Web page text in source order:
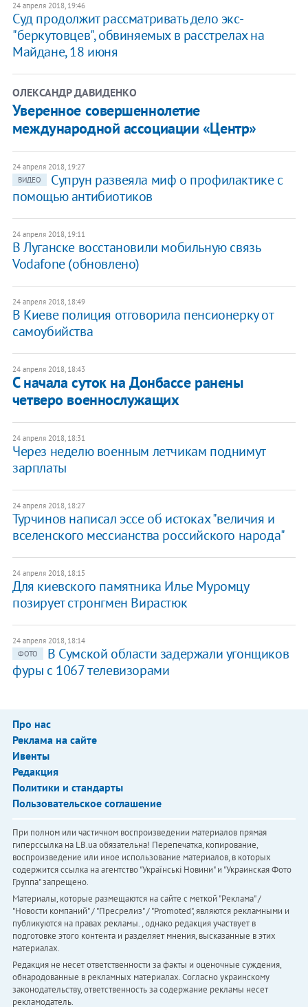
24 апреля 2018, 19:46
Суд продолжит рассматривать дело экс-
"беркутовцев", обвиняемых в расстрелах на
Майдане, 18 июня
ОЛЕКСАНДР ДАВИДЕНКО
Уверенное совершеннолетие
международной ассоциации «Центр»
24 апреля 2018, 19:27
ВИДЕО
Супрун развеяла миф о профилактике с
помощью антибиотиков
24 апреля 2018, 19:11
В Луганске восстановили мобильную связь
Vodafone (обновлено)
24 апреля 2018, 18:49
В Киеве полиция отговорила пенсионерку от
самоубийства
24 апреля 2018, 18:43
С начала суток на Донбассе ранены
четверо военнослужащих
24 апреля 2018, 18:31
Через неделю военным летчикам поднимут
зарплаты
24 апреля 2018, 18:27
Турчинов написал эссе об истоках "величия и
вселенского мессианства российского народа"
24 апреля 2018, 18:15
Для киевского памятника Илье Муромцу
позирует стронгмен Вирастюк
24 апреля 2018, 18:14
ФОТО
В Сумской области задержали угонщиков
фуры с 1067 телевизорами
Про нас
Реклама на сайте
Ивенты
Редакция
Политики и стандарты
Пользовательское соглашение
При полном или частичном воспроизведении материалов прямая
гиперссылка на LB.ua обязательна! Перепечатка, копирование,
воспроизведение или иное использование материалов, в которых
содержится ссылка на агентство "Українськi Новини" и "Украинская Фото
Группа" запрещено.
Материалы, которые размещаются на сайте с меткой "Реклама" /
"Новости компаний" / "Пресрелиз" / "Promoted", являются рекламными и
публикуются на правах рекламы. , однако редакция участвует в
подготовке этого контента и разделяет мнения, высказанные в этих
материалах.
Редакция не несет ответственности за факты и оценочные суждения,
обнародованные в рекламных материалах. Согласно украинскому
законодательству, ответственность за содержание рекламы несет
рекламодатель.